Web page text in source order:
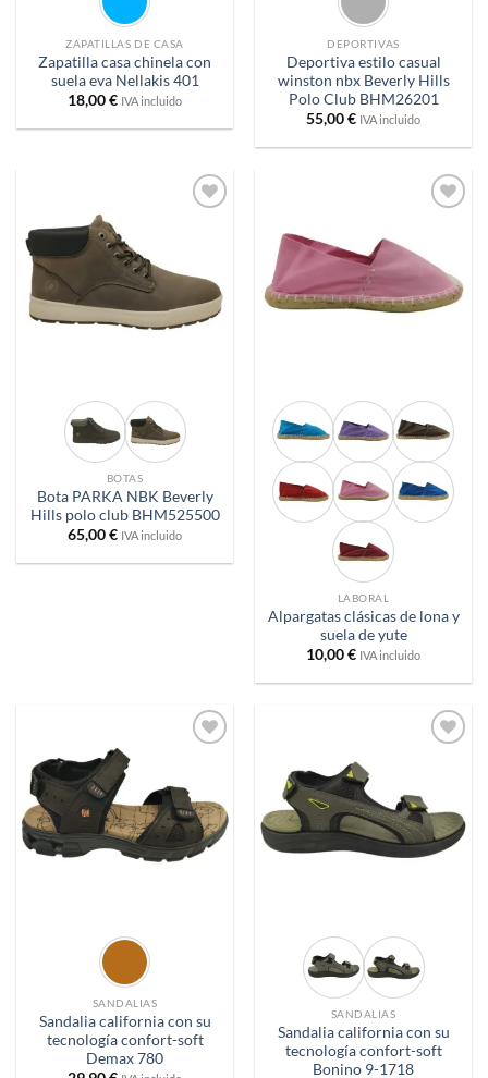
ZAPATILLAS DE CASA
Zapatilla casa chinela con
suela eva Nellakis 401
18,00€ IVA incluido
DEPORTIVAS
Deportiva estilo casual
winston nbx Beverly Hills
Polo Club BHM26201
55,00€ IVA incluido
BOTAS
Bota PARKA NBK Beverly
Hills polo club BHM525500
65,00€ IVA incluido
LABORAL
Alpargatas clásicas de lona y
suela de yute
10,00€ IVA incluido
deseos
SANDALIAS
Sandalia california con su
tecnología confort-soft
Demax 780
SANDALIAS
Sandalia california con su
tecnología confort-soft
Bonino 9-1718